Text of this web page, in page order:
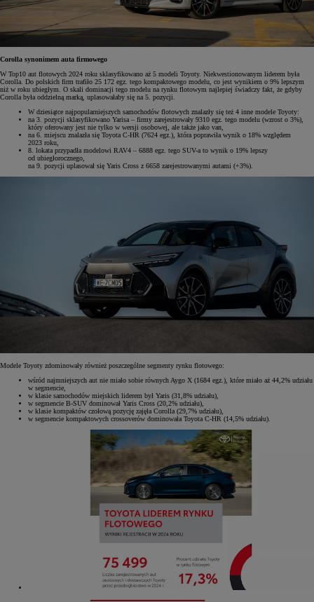
Corolla synonimem auta firmowego
W Top10 aut flotowych 2024 roku sklasyfikowano aż 5 modeli Toyoty. Niekwestionowanym liderem była
Corolla. Do polskich firm trafiło 25 172 egz. tego kompaktowego modelu, co jest wynikiem o 9% lepszym
niż w roku ubiegłym. O skali dominacji tego modelu na rynku flotowym najlepiej świadczy fakt, że gdyby
Corolla była oddzielną marką, uplasowałaby się na 5. pozycji.
W dziesiątce najpopularniejszych samochodów flotowych znalazły się też 4 inne modele Toyoty:
na 3. pozycji sklasyfikowano Yarisa – firmy zarejestrowały 9310 egz. tego modelu (wzrost o 3%),
który oferowany jest nie tylko w wersji osobowej, ale także jako van,
na 6. miejscu znalazła się Toyota C-HR (7624 egz.), która poprawiła wynik o 18% względem
2023 roku,
8. lokata przypadła modelowi RAV4 – 6888 egz. tego SUV-a to wynik o 19% lepszy
od ubiegłorocznego,
na 9. pozycji uplasował się Yaris Cross z 6658 zarejestrowanymi autami (+3%).
Modele Toyoty zdominowały również poszczególne segmenty rynku flotowego:
wśród najmniejszych aut nie miało sobie równych Aygo X (1684 egz.), które miało aż 44,2% udziału
w segmencie,
w klasie samochodów miejskich liderem był Yaris (31,8% udziału),
w segmencie B-SUV dominował Yaris Cross (20,2% udziału),
w klasie kompaktów czołową pozycję zajęła Corolla (29,7% udziału),
w segmencie kompaktowych crossoverów dominowała Toyota C-HR (14,5% udziału).